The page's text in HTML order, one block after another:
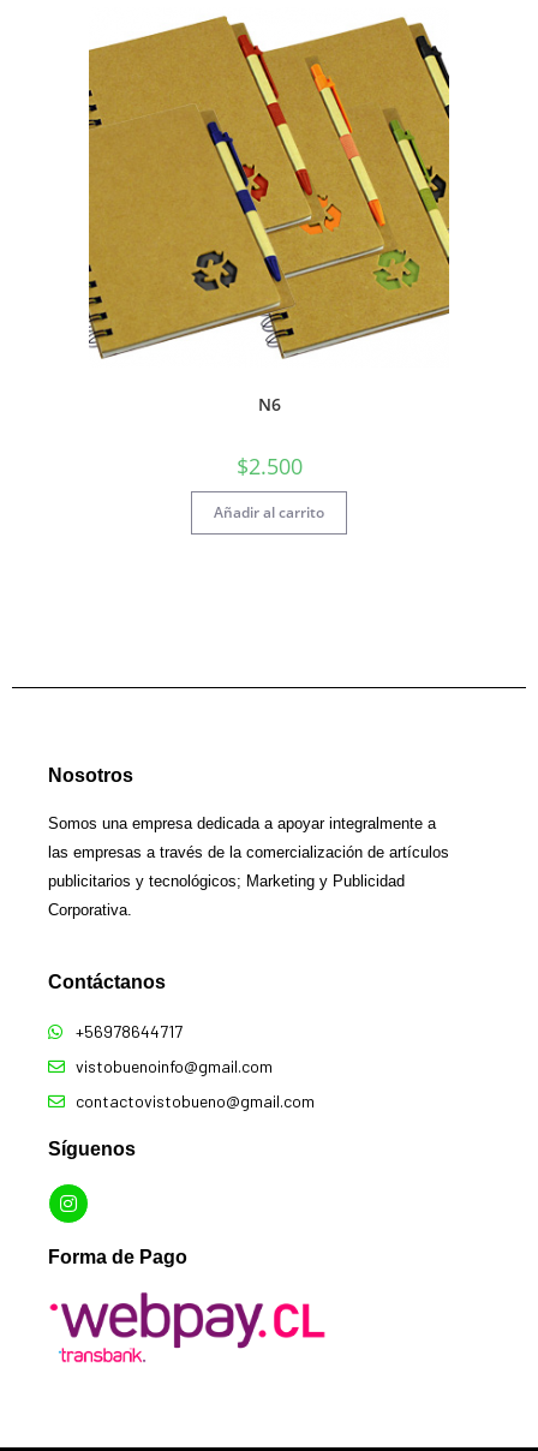
N6
$2.500
Añadir al carrito
Nosotros
Somos una empresa dedicada a apoyar integralmente a
las empresas a través de la comercialización de artículos
publicitarios y tecnológicos; Marketing y Publicidad
Corporativa.
Contáctanos​
+56978644717
vistobuenoinfo@gmail.com
contactovistobueno@gmail.com
Síguenos
Forma de Pago